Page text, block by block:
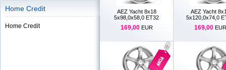
Home Credit
Home Credit
AEZ Yacht 8x18
5x98,0x58,0 ET32
169,00 EUR
AEZ Yacht
5x120,0x74,0
169,00 EUR